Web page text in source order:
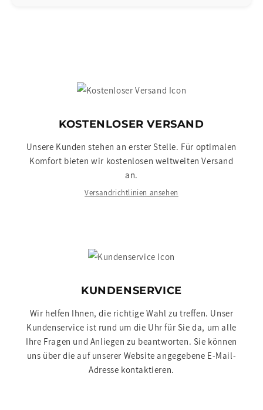
KOSTENLOSER VERSAND
Unsere Kunden stehen an erster Stelle. Für optimalen
Komfort bieten wir kostenlosen weltweiten Versand
an.
Versandrichtlinien ansehen
KUNDENSERVICE
Wir helfen Ihnen, die richtige Wahl zu treffen. Unser
Kundenservice ist rund um die Uhr für Sie da, um alle
Ihre Fragen und Anliegen zu beantworten. Sie können
uns über die auf unserer Website angegebene E-Mail-
Adresse kontaktieren.